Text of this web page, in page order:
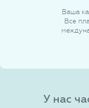
Ваша
Все
У нас